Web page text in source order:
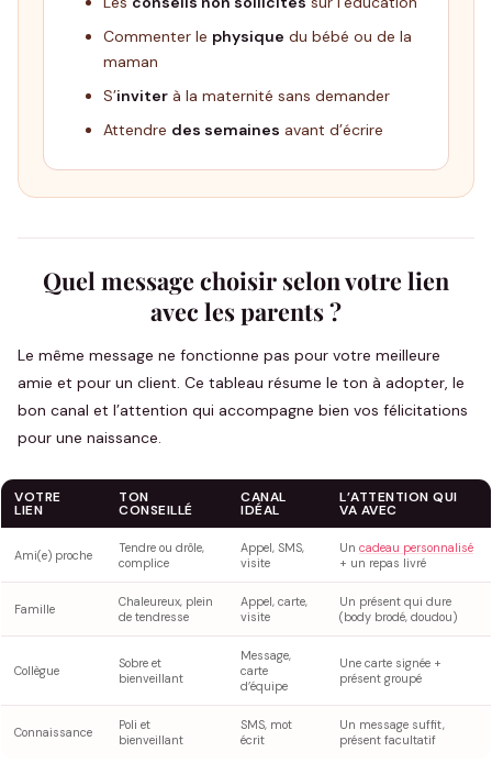
Commenter le physique du bébé ou de la
maman
S’inviter à la maternité sans demander
Attendre des semaines avant d’écrire
Quel message choisir selon votre lien
avec les parents ?
Le même message ne fonctionne pas pour votre meilleure
amie et pour un client. Ce tableau résume le ton à adopter, le
bon canal et l’attention qui accompagne bien vos félicitations
pour une naissance.
VOTRE
LIEN
TON
CONSEILLÉ
CANAL
IDÉAL
L’ATTENTION QUI
VA AVEC
Ami(e) proche
Tendre ou drôle,
complice
Appel, SMS,
visite
Un cadeau personnalisé
+ un repas livré
Famille
Chaleureux, plein
de tendresse
Appel, carte,
visite
Un présent qui dure
(body brodé, doudou)
Collègue
Sobre et
bienveillant
Message,
carte
d’équipe
Une carte signée +
présent groupé
Connaissance
Poli et
bienveillant
SMS, mot
écrit
Un message suffit,
présent facultatif